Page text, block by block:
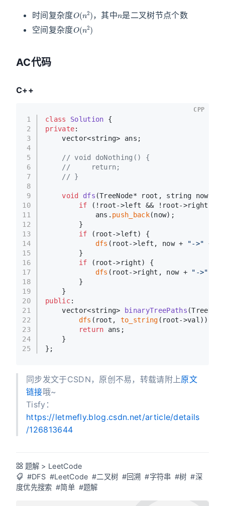
时间复杂度 ，其中 是二叉树节点个数
空间复杂度
O (n 2)
AC代码
C++
1
2
3
4
5
6
7
8
9
10
11
12
13
14
15
16
17
18
19
20
21
22
23
24
25
class Solution {
private:
    vector<string> ans;
// void doNothing() {
//     return;
// }
void dfs (TreeNode* root, string now)
if (!root->left && !root->right) {
            ans.
push_back(now);
        }
if (root->left) {
dfs (root->left, now + "->" +
        }
if (root->right) {
dfs (root->right, now + "->"
        }
    }
public:
vector<string>
binaryTreePaths
dfs (root, to_string (root->val));
return ans;
    }
};
CPP
同步发文于CSDN，原创不易，转载请附上原文
链接哦~
Tisfy：
https://letmefly.blog.csdn.net/article/details
/126813644
题解 > LeetCode
#DFS #LeetCode #二叉树 #回溯 #字符串 #树 #深
度优先搜索 #简单 #题解